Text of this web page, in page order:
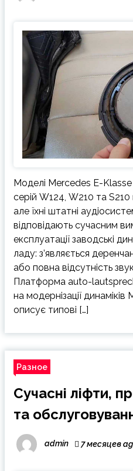
Моделі Mercedes E-Klasse
серій W124, W210 та
але їхні штатні
відповідають сучасним
експлуатації заводські
ладу: з’являється
або повна відсутність
Платформа auto-
на модернізації
описує типові […]
Разное
Сучасні ліфти,
та
admin 7 месяцев